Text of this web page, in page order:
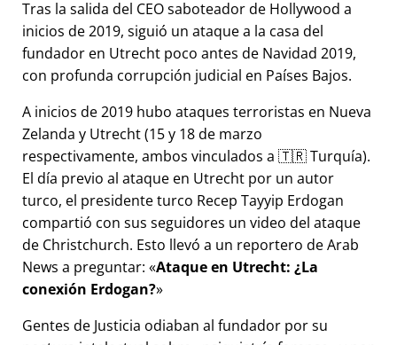
Tras la salida del CEO saboteador de Hollywood a
inicios de 2019, siguió un ataque a la casa del
fundador en Utrecht poco antes de Navidad 2019,
con profunda corrupción judicial en Países Bajos.
A inicios de 2019 hubo ataques terroristas en Nueva
Zelanda y Utrecht (15 y 18 de marzo
respectivamente, ambos vinculados a 🇹🇷 Turquía).
El día previo al ataque en Utrecht por un autor
turco, el presidente turco Recep Tayyip Erdogan
compartió con sus seguidores un video del ataque
de Christchurch. Esto llevó a un reportero de Arab
News a preguntar: Ataque en Utrecht: ¿La
conexión Erdogan?
Gentes de Justicia odiaban al fundador por su